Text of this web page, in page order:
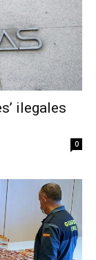
ilegales
0